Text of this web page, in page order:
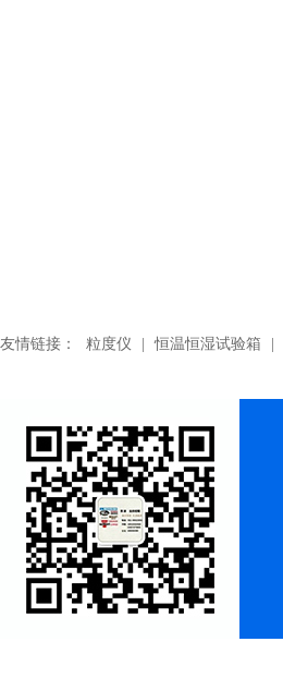
友情链接： 粒度仪 恒温恒湿试验箱